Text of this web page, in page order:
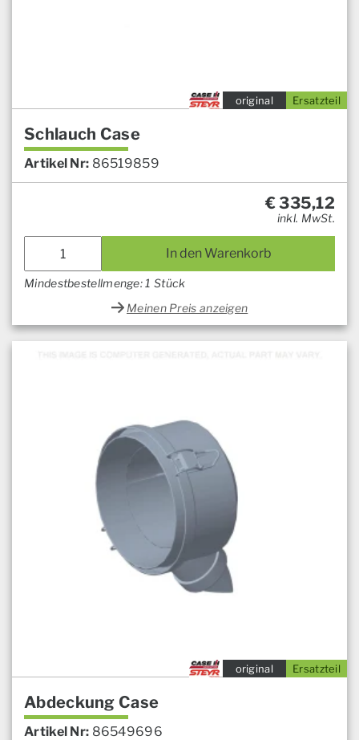
Ersatzteil
original
Schlauch Case
Artikel Nr: 86519859
€335,12
inkl. MwSt.
In den Warenkorb
Mindestbestellmenge: 1 Stück
Meinen Preis anzeigen
Ersatzteil
original
Abdeckung Case
Artikel Nr: 86549696